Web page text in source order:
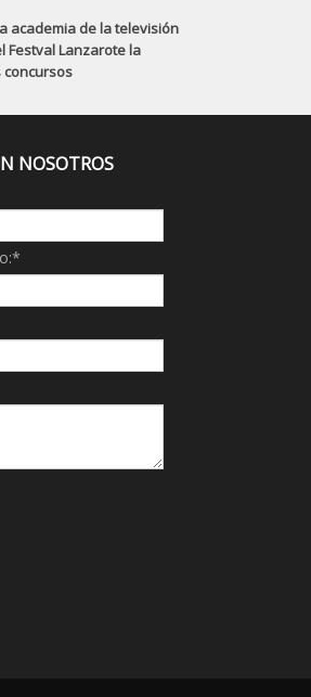
academia de la televisión
Festval Lanzarote la
NOSOTROS
*